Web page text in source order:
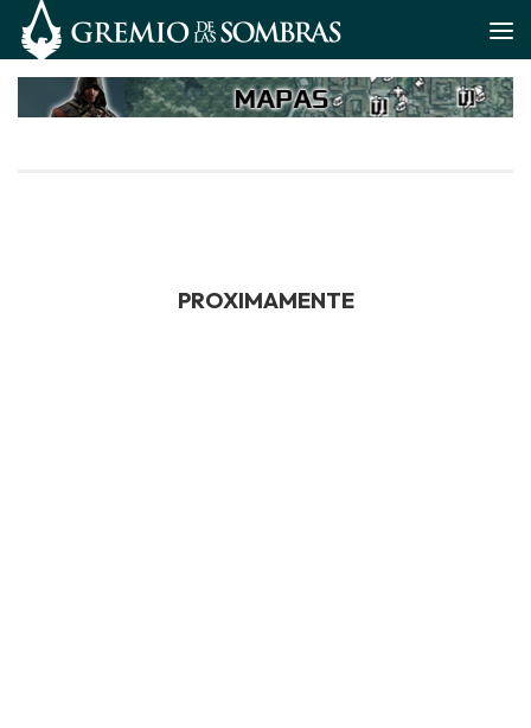
Saltar al contenido
PROXIMAMENTE